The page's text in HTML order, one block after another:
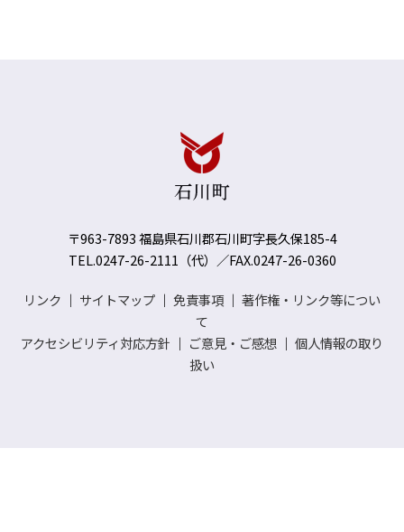
〒963-7893 福島県石川郡石川町字長久保185-4
TEL.0247-26-2111（代）／FAX.0247-26-0360
リンク ｜ サイトマップ ｜ 免責事項 ｜ 著作権・リンク等につい
て
アクセシビリティ対応方針 ｜ ご意見・ご感想 ｜ 個人情報の取り
扱い